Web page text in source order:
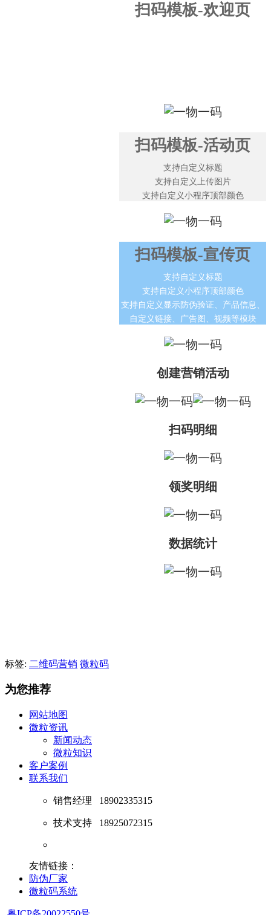
扫码模板-欢迎页
扫码模板-活动页
支持自定义标题
支持自定义上传图片
支持自定义小程序顶部颜色
扫码模板-宣传页
支持自定义标题
支持自定义小程序顶部颜色
支持自定义显示防伪验证、产品信息、
自定义链接、广告图、视频等模块
创建营销活动
扫码明细
领奖明细
数据统计
标签: 二维码营销 微粒码
为您推荐
网站地图
微粒资讯
新闻动态
微粒知识
客户案例
联系我们
销售经理 18902335315
技术支持 18925072315
友情链接：
防伪厂家
微粒码系统